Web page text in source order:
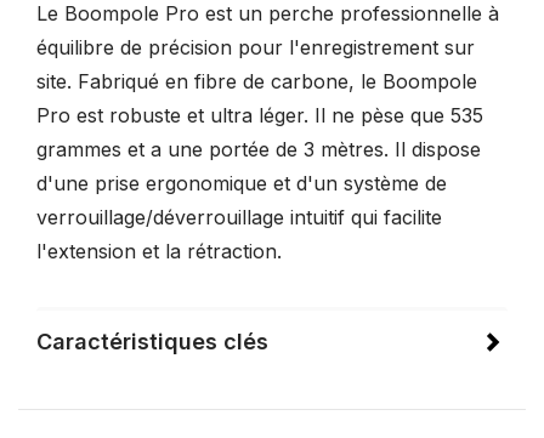
Le Boompole Pro est un perche professionnelle à
équilibre de précision pour l'enregistrement sur
site. Fabriqué en fibre de carbone, le Boompole
Pro est robuste et ultra léger. Il ne pèse que 535
grammes et a une portée de 3 mètres. Il dispose
d'une prise ergonomique et d'un système de
verrouillage/déverrouillage intuitif qui facilite
l'extension et la rétraction.
Caractéristiques clés